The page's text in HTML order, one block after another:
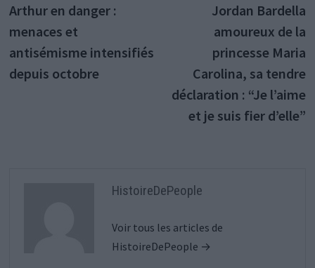
de
l’article
Arthur en danger :
menaces et
antisémisme intensifiés
depuis octobre
Jordan Bardella
amoureux de la
princesse Maria
Carolina, sa tendre
déclaration : “Je l’aime
et je suis fier d’elle”
HistoireDePeople
Voir tous les articles de
HistoireDePeople →